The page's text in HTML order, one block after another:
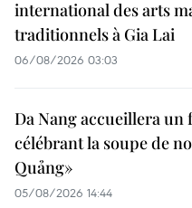
international des arts
traditionnels à Gia Lai
06/08/2026 03:03
Da Nang accueillera un
célébrant la soupe de
Quảng»
05/08/2026 14:44